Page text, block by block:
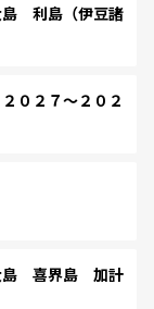
利島（伊豆諸
２７～２０２
島 喜界島 加計